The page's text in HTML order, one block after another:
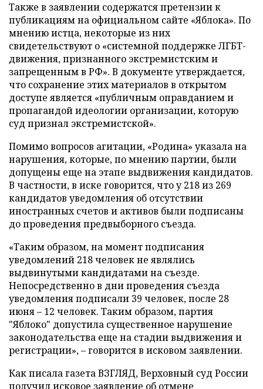
Также в заявлении содержатся претензии к
публикациям на официальном сайте «Яблока». По
мнению истца, некоторые из них
свидетельствуют о «системной поддержке ЛГБТ-
движения, признанного экстремистским и
запрещенным в РФ». В документе утверждается,
что сохранение этих материалов в открытом
доступе является «публичным оправданием и
пропагандой идеологии организации, которую
суд признал экстремистской».
Помимо вопросов агитации, «Родина» указала на
нарушения, которые, по мнению партии, были
допущены еще на этапе выдвижения кандидатов.
В частности, в иске говорится, что у 218 из 269
кандидатов уведомления об отсутствии
иностранных счетов и активов были подписаны
до проведения предвыборного съезда.
«Таким образом, на момент подписания
уведомлений 218 человек не являлись
выдвинутыми кандидатами на съезде.
Непосредственно в дни проведения съезда
уведомления подписали 39 человек, после 28
июня – 12 человек. Таким образом, партия
"Яблоко" допустила существенное нарушение
законодательства еще на стадии выдвижения и
регистрации», – говорится в исковом заявлении.
Как писала газета ВЗГЛЯД, Верховный суд России
получилисковое заявление об отмене